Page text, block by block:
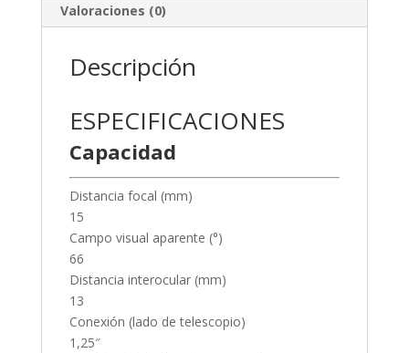
Valoraciones (0)
Descripción
ESPECIFICACIONES
Capacidad
Distancia focal (mm)
15
Campo visual aparente (°)
66
Distancia interocular (mm)
13
Conexión (lado de telescopio)
1,25″